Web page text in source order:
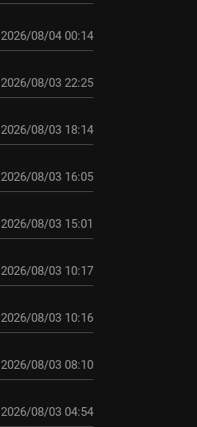
2026/08/04 00:14
2026/08/03 22:25
2026/08/03 18:14
2026/08/03 16:05
2026/08/03 15:01
2026/08/03 10:17
2026/08/03 10:16
2026/08/03 08:10
2026/08/03 04:54